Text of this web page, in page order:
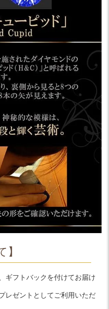
】
ギフトバックを付けてお届け
レゼントとしてご利用いただ